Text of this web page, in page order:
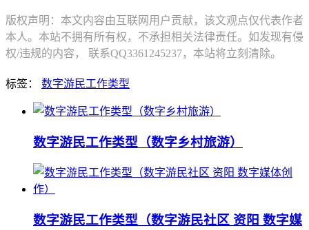
版权声明：本文内容由互联网用户贡献，该文观点仅代表作者
本人。本站不拥有所有权，不承担相关法律责任。如发现有侵
权/违规的内容， 联系QQ3361245237，本站将立刻清除。
标签： 数字游民工作类型
数字游民工作类型（数字乡村旅游）
数字游民工作类型（数字游民社区 资阳 数字媒